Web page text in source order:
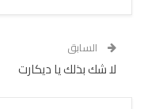
السابق
لا شك بذلك يا ديكارت